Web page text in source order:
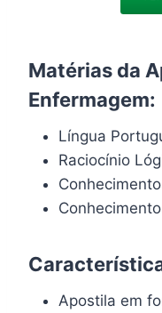
Matérias da
Enfermagem:
Língua
Raciocínio
Apostila em